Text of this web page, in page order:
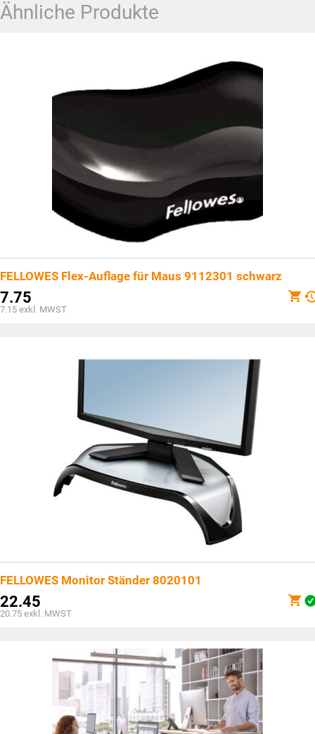
Ähnliche Produkte
FELLOWES Flex-Auflage für Maus 9112301 schwarz
7.75
7.15 exkl. MWST
FELLOWES Monitor Ständer 8020101
22.45
20.75 exkl. MWST